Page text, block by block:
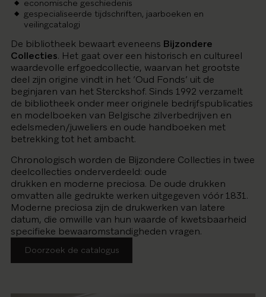
economische geschiedenis
gespecialiseerde tijdschriften, jaarboeken en
veilingcatalogi
De bibliotheek bewaart eveneens Bijzondere
Collecties. Het gaat over een historisch en cultureel
waardevolle erfgoedcollectie, waarvan het grootste
deel zijn origine vindt in het ‘Oud Fonds’ uit de
beginjaren van het Sterckshof. Sinds 1992 verzamelt
de bibliotheek onder meer originele bedrijfspublicaties
en modelboeken van Belgische zilverbedrijven en
edelsmeden/juweliers en oude handboeken met
betrekking tot het ambacht.
Chronologisch worden de Bijzondere Collecties in twee
deelcollecties onderverdeeld: oude
drukken en moderne preciosa. De oude drukken
omvatten alle gedrukte werken uitgegeven vóór 1831.
Moderne preciosa zijn de drukwerken van latere
datum, die omwille van hun waarde of kwetsbaarheid
specifieke bewaaromstandigheden vragen.
Doorzoek de catalogus